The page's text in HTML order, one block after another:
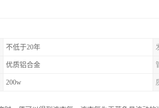
不低于20年
优质铝合金
200w